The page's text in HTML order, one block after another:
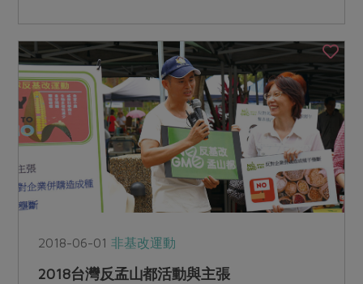
2018-06-01非基改運動
2018台灣反孟山都活動與主張